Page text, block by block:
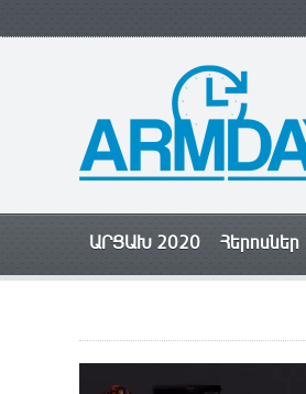
ԱՐՑԱԽ 2020 Հերոսներ